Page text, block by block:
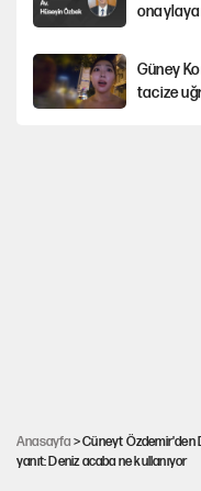
Güney
tacize
Anasayfa > Cüneyt Özdemir'den
yanıt: Deniz acaba ne kullanıyor